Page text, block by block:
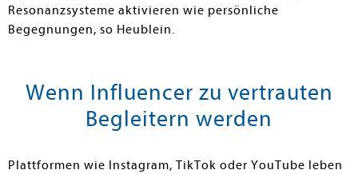
Resonanzsysteme aktivieren wie persönliche
Begegnungen, so Heublein.
Wenn Influencer zu vertrauten
Begleitern werden
Plattformen wie Instagram, TikTok oder YouTube leben